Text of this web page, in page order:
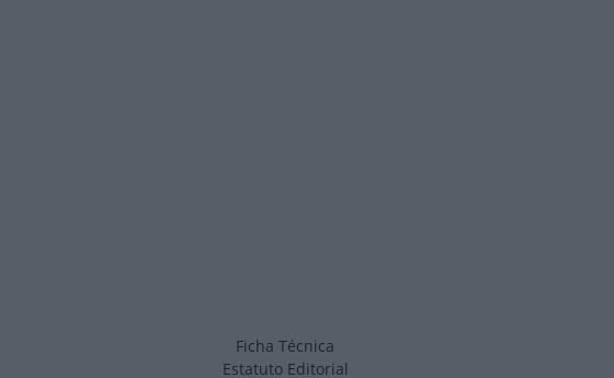
Ficha Técnica
Estatuto Editorial